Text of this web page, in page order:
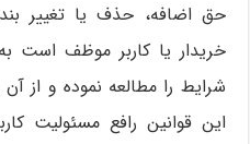
حق اضافه، حذف یا تغییر
خریدار یا کاربر موظف است
شرایط را مطالعه نموده و از آن
این قوانین رافع مسئولیت